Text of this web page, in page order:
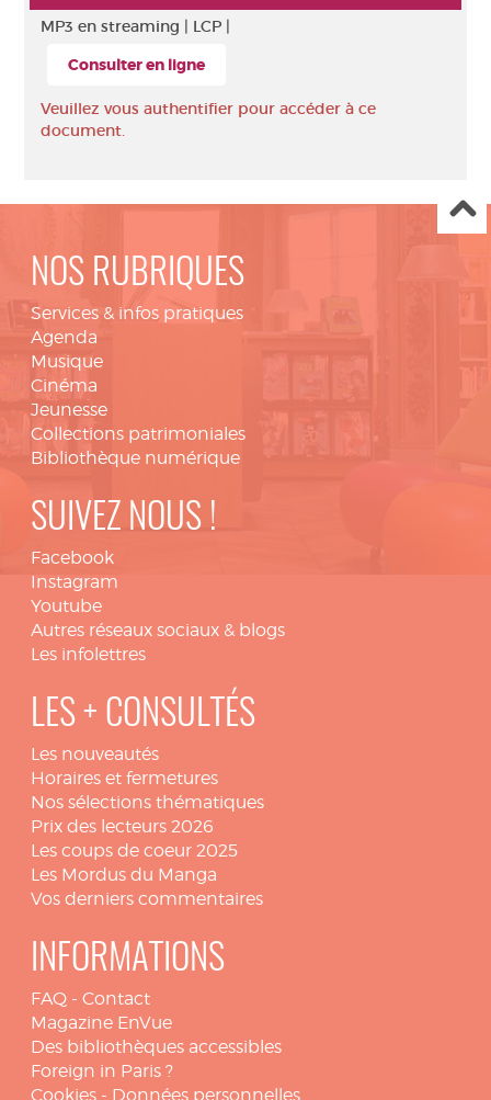
MP3 en streaming | LCP |
Consulter en ligne
Veuillez vous authentifier pour accéder à ce
document.
NOS RUBRIQUES
Services & infos pratiques
Agenda
Musique
Cinéma
Jeunesse
Collections patrimoniales
Bibliothèque numérique
SUIVEZ NOUS !
Facebook
Instagram
Youtube
Autres réseaux sociaux & blogs
Les infolettres
LES + CONSULTÉS
Les nouveautés
Horaires et fermetures
Nos sélections thématiques
Prix des lecteurs 2026
Les coups de coeur 2025
Les Mordus du Manga
Vos derniers commentaires
INFORMATIONS
FAQ - Contact
Magazine EnVue
Des bibliothèques accessibles
Foreign in Paris ?
Cookies - Données personnelles